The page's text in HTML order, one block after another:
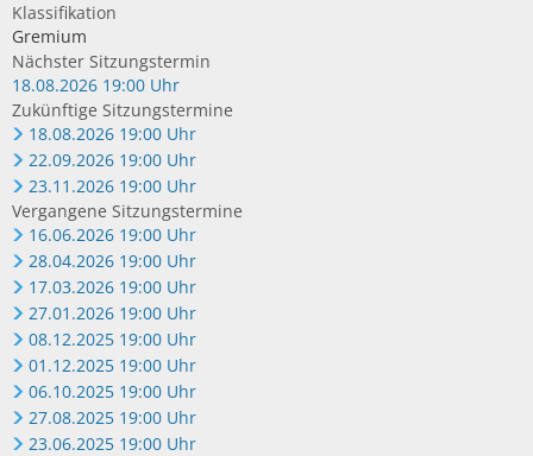
Klassifikation
Gremium
Nächster Sitzungstermin
18.08.2026 19:00 Uhr
Zukünftige Sitzungstermine
18.08.2026 19:00 Uhr
22.09.2026 19:00 Uhr
23.11.2026 19:00 Uhr
Vergangene Sitzungstermine
16.06.2026 19:00 Uhr
28.04.2026 19:00 Uhr
17.03.2026 19:00 Uhr
27.01.2026 19:00 Uhr
08.12.2025 19:00 Uhr
01.12.2025 19:00 Uhr
06.10.2025 19:00 Uhr
27.08.2025 19:00 Uhr
23.06.2025 19:00 Uhr